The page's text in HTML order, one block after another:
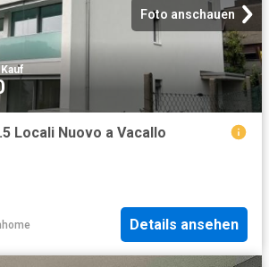
Foto anschauen
Locali Nuovo a Vacallo
Details ansehen